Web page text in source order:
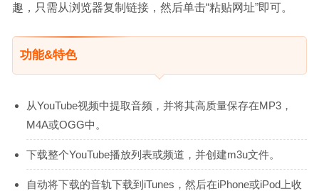
趣，只需从浏览器复制链接，然后单击“粘贴网址”即可。
功能&特色
从YouTube视频中提取音频，并将其高质量保存在MP3，
M4A或OGG中。
下载整个YouTube播放列表或频道，并创建m3u文件。
自动将下载的音轨下载到iTunes，然后在iPhone或iPod上收